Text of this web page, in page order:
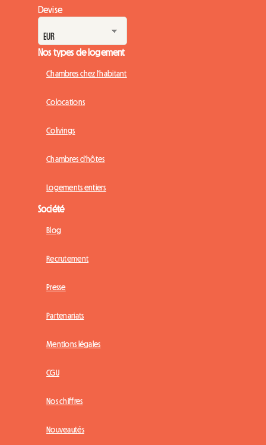
Devise
Nos types de logement
Chambres chez l'habitant
Colocations
Colivings
Chambres d'hôtes
Logements entiers
Société
Blog
Recrutement
Presse
Partenariats
Mentions légales
CGU
Nos chiffres
Nouveautés